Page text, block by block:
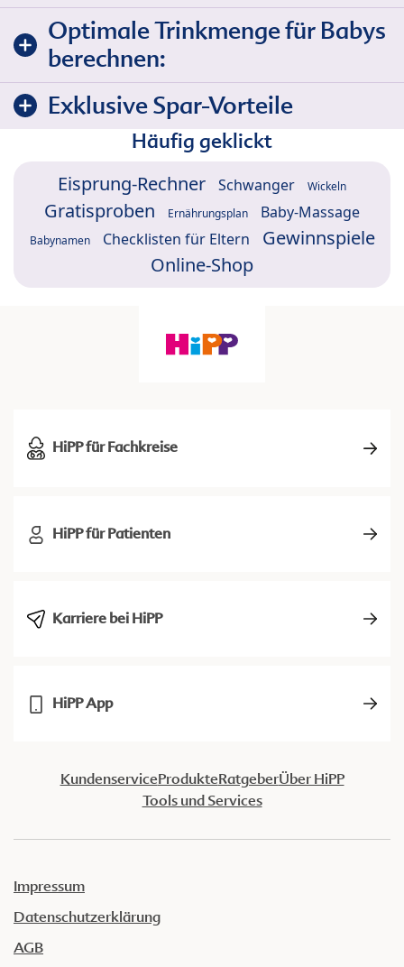
Optimale Trinkmenge für Babys
berechnen:
Exklusive Spar-Vorteile
Häufig geklickt
Eisprung-Rechner Schwanger Wickeln
Gratisproben Ernährungsplan Baby-Massage
Babynamen Checklisten für Eltern
Gewinnspiele
Online-Shop
HiPP für Fachkreise
HiPP für Patienten
Karriere bei HiPP
HiPP App
KundenserviceProdukteRatgeberÜber HiPP
Tools und Services
Impressum
Datenschutzerklärung
AGB